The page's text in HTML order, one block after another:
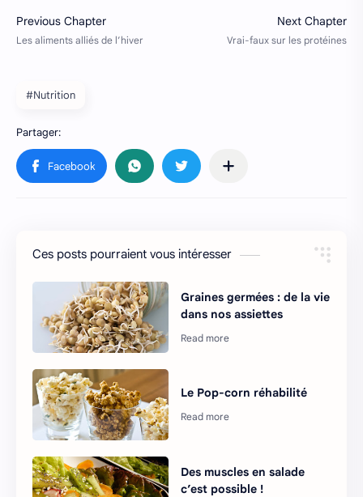
#Nutrition
Ces posts pourraient vous intéresser
Graines germées : de la vie
dans nos assiettes
Le Pop-corn réhabilité
Des muscles en salade
c’est possible !